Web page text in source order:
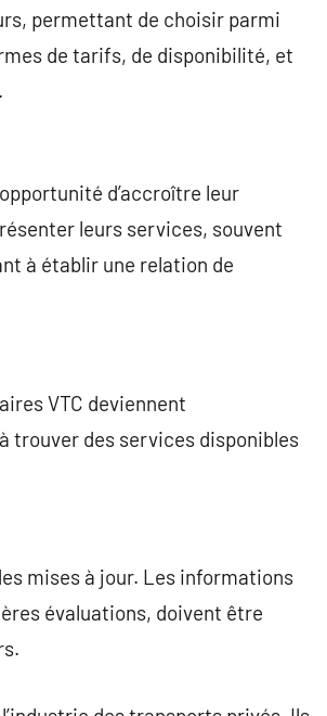
permettant de choisir parmi
de tarifs, de disponibilité, et
d’accroître leur
leurs services, souvent
à établir une relation de
VTC deviennent
trouver des services disponibles
mises à jour. Les informations
évaluations, doivent être